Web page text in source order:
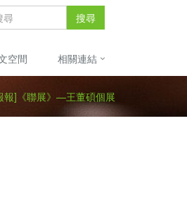
搜尋
空間 相關連結
報]《聯展》—王董碩個展